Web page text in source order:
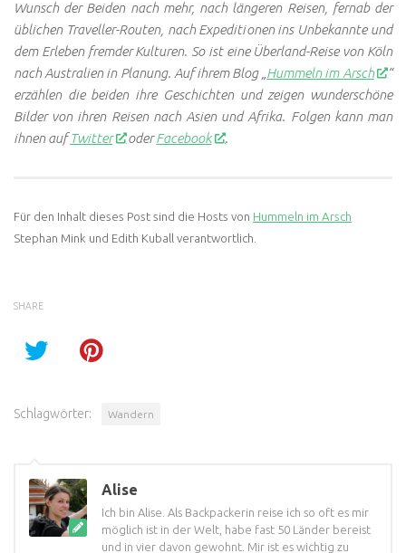
Wunsch der Beiden nach mehr, nach längeren Reisen, fernab der
üblichen Traveller-Routen, nach Expeditionen ins Unbekannte und
dem Erleben fremder Kulturen. So ist eine Überland-Reise von Köln
nach Australien in Planung. Auf ihrem Blog „ Hummeln im Arsch
“
erzählen die beiden ihre Geschichten und zeigen wunderschöne
Bilder von ihren Reisen nach Asien und Afrika. Folgen kann man
ihnen aufTwitter oderFacebook .
Für den Inhalt dieses Post sind die Hosts von Hummeln im Arsch
Stephan Mink und Edith Kuball verantwortlich.
SHARE
Schlagwörter: Wandern
Alise
Ich bin Alise. Als Backpackerin reise ich so oft es mir
möglich ist in der Welt, habe fast 50 Länder bereist
und in vier davon gewohnt. Mir ist es wichtig zu